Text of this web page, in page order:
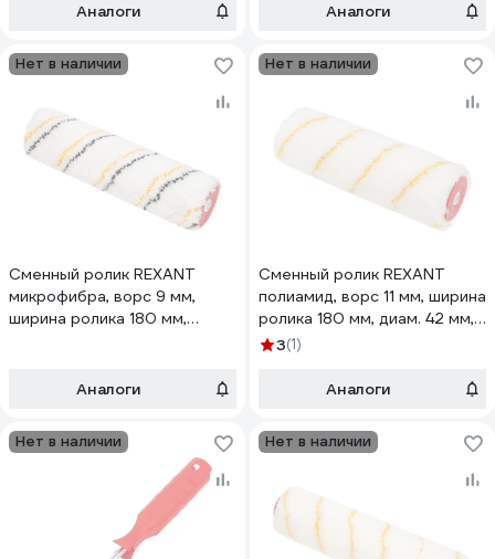
Аналоги Аналоги
Нет в наличии
Сменный ролик REXANT
микрофибра, ворс 9 мм,
ширина ролика 180 мм,
Аналоги
Нет в наличии
Сменный ролик REXANT
полиамид, ворс 11 мм, ширина
ролика 180 мм, диам. 42 мм,
бюгель 6 мм 89-0125
3(1)
Аналоги
Нет в наличии Нет в наличии